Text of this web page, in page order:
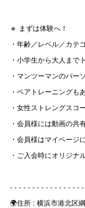
🔹 まずは体験へ！
・年齢／レベル／カテ
・小学生から大人まで
・マンツーマンのパー
・ペアトレーニングも
・女性ストレングスコ
・会員様には動画の共
・会員様はマイページ
・ご入会時にオリジナ
‐ ‐ ‐ ‐ ‐ ‐ ‐ ‐ ‐ ‐ ‐ ‐ ‐ ‐ ‐ ‐
🌍住所 : 横浜市港北区